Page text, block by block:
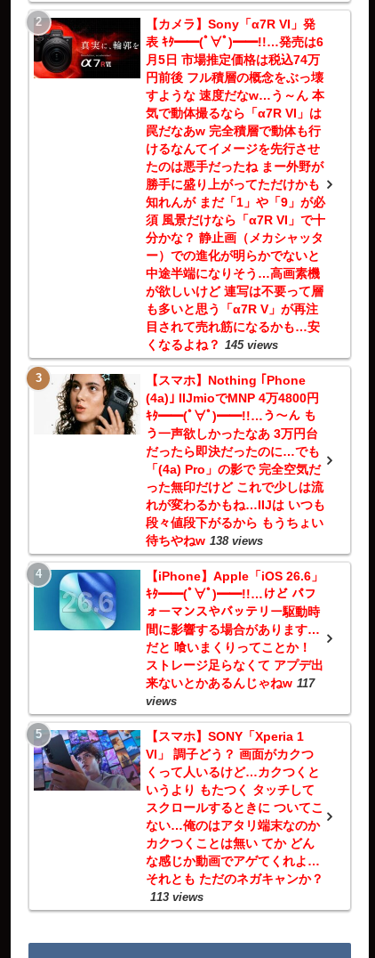
【カメラ】Sony「α7R VI」発
表 ｷﾀ━━(ﾟ∀ﾟ)━━!!…発売は6
月5日 市場推定価格は税込74万
円前後 フル積層の概念をぶっ壊
すような 速度だなw…う～ん 本
気で動体撮るなら「α7R VI」は
罠だなあw 完全積層で動体も行
けるなんてイメージを先行させ
たのは悪手だったね まー外野が
勝手に盛り上がってただけかも
知れんが まだ「1」や「9」が必
須 風景だけなら「α7R VI」で十
分かな？ 静止画（メカシャッタ
ー）での進化が明らかでないと
中途半端になりそう…高画素機
が欲しいけど 連写は不要って層
も多いと思う「α7R V」が再注
目されて売れ筋になるかも…安
くなるよね？ 145 views
【スマホ】Nothing ｢Phone
(4a)｣ IIJmioでMNP 4万4800円
ｷﾀ━━(ﾟ∀ﾟ)━━!!…う～ん も
う一声欲しかったなあ 3万円台
だったら即決だったのに…でも
「(4a) Pro」の影で 完全空気だ
った無印だけど これで少しは流
れが変わるかもね…IIJは いつも
段々値段下がるから もうちょい
待ちやねw 138 views
【iPhone】Apple「iOS 26.6」
ｷﾀ━━(ﾟ∀ﾟ)━━!!…けど パフ
ォーマンスやバッテリー駆動時
間に影響する場合があります…
だと 喰いまくりってことか！
ストレージ足らなくて アプデ出
来ないとかあるんじゃねw 117
views
【スマホ】SONY「Xperia 1
VI」 調子どう？ 画面がカクつ
くって人いるけど…カクつくと
いうより もたつく タッチして
スクロールするときに ついてこ
ない…俺のはアタリ端末なのか
カクつくことは無い てか どん
な感じか動画でアゲてくれよ…
それとも ただのネガキャンか？
113 views